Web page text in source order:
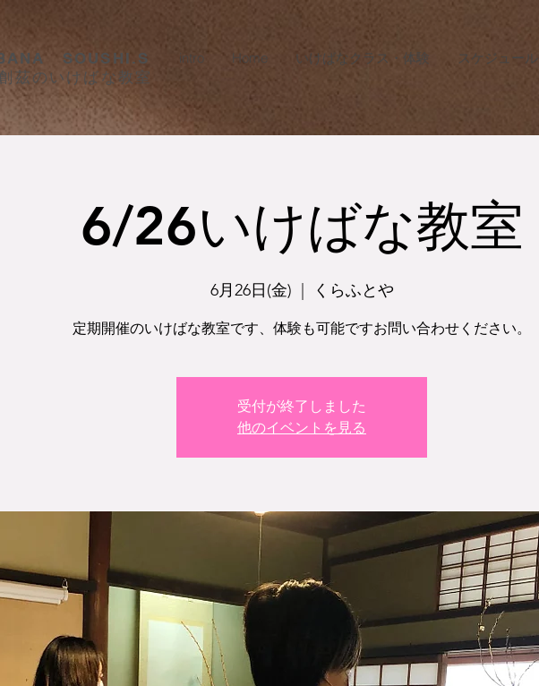
SOUSHI.S
茲のいけばな教室
intro Home いけばなクラス・体験 スケジュール
6/26いけばな教室
6月26日(金) くらふとや
定期開催のいけばな教室です、体験も可能ですお問い合わせください。
受付が終了しました
他のイベントを見る